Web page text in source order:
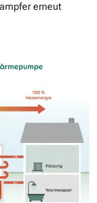
erneut